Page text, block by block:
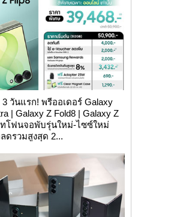
วันแรก! พรีออเดอร์ Galaxy
| Galaxy Z Fold8 | Galaxy Z
ทโฟนจอพับรุ่นใหม่-ไซซ์ใหม่
ดรวมสูงสุด 2...